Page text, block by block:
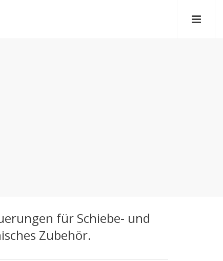
für Schiebe- und
Zubehör.